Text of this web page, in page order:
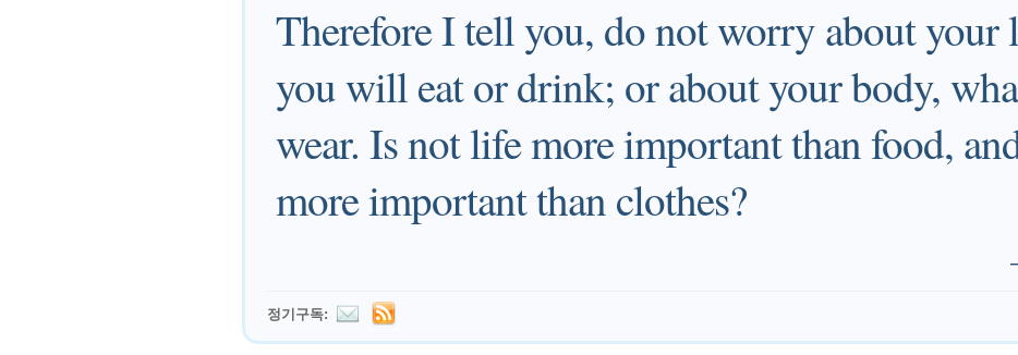
Therefore I tell you, do not worry about your
you will eat or drink; or about your body,
wear. Is not life more important than food,
more important than clothes?
정기구독: